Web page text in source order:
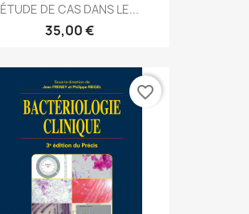
ÉTUDE DE CAS DANS LE...
35,00 €
favorite_border